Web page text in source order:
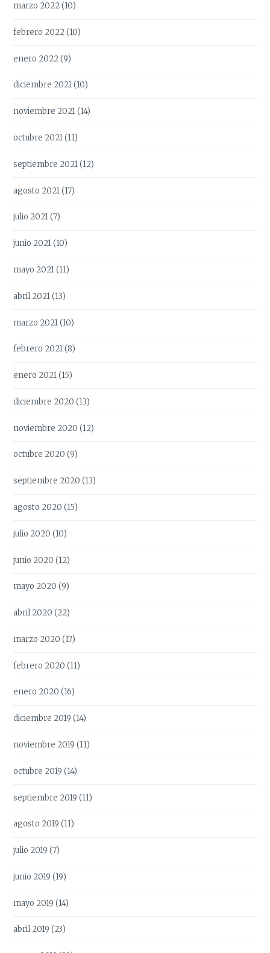
marzo 2022(10)
febrero 2022(10)
enero 2022(9)
diciembre 2021(10)
noviembre 2021(14)
octubre 2021(11)
septiembre 2021(12)
agosto 2021(17)
julio 2021(7)
junio 2021(10)
mayo 2021(11)
abril 2021(13)
marzo 2021(10)
febrero 2021(8)
enero 2021(15)
diciembre 2020 (13)
noviembre 2020 (12)
octubre 2020 (9)
septiembre 2020 (13)
agosto 2020 (15)
julio 2020 (10)
junio 2020 (12)
mayo 2020 (9)
abril 2020 (22)
marzo 2020 (17)
febrero 2020 (11)
enero 2020 (16)
diciembre 2019 (14)
noviembre 2019 (11)
octubre 2019 (14)
septiembre 2019 (11)
agosto 2019 (11)
julio 2019 (7)
junio 2019 (19)
mayo 2019 (14)
abril 2019 (23)